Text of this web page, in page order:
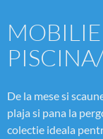
De la mese si
plaja si pana la
colectie ideala